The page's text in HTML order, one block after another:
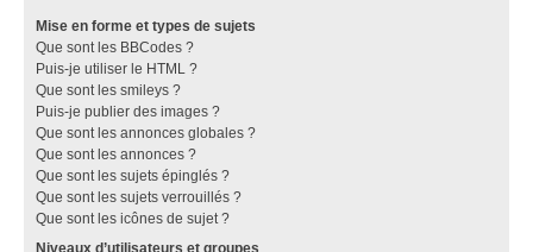
Mise en forme et types de sujets
Que sont les BBCodes ?
Puis-je utiliser le HTML ?
Que sont les smileys ?
Puis-je publier des images ?
Que sont les annonces globales ?
Que sont les annonces ?
Que sont les sujets épinglés ?
Que sont les sujets verrouillés ?
Que sont les icônes de sujet ?
Niveaux d’utilisateurs et groupes